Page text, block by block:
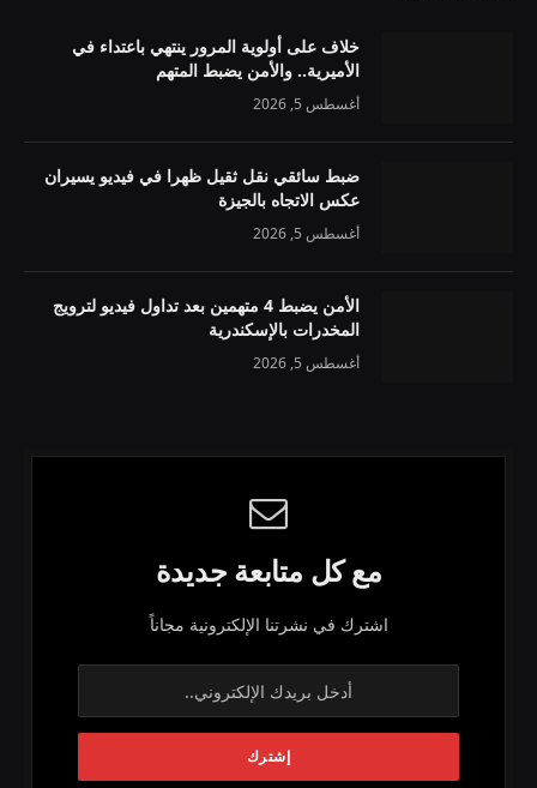
خلاف على أولوية المرور ينتهي باعتداء في
الأميرية.. والأمن يضبط المتهم
أغسطس 5, 2026
ضبط سائقي نقل ثقيل ظهرا في فيديو يسيران
عكس الاتجاه بالجيزة
أغسطس 5, 2026
الأمن يضبط 4 متهمين بعد تداول فيديو لترويج
المخدرات بالإسكندرية
أغسطس 5, 2026
مع كل متابعة جديدة
اشترك في نشرتنا الإلكترونية مجاناً